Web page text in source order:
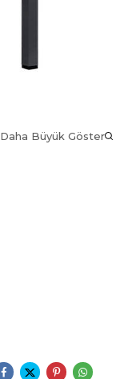
Daha Büyük Göster